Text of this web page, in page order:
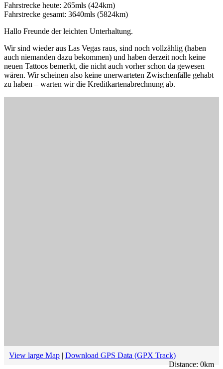
Fahrstrecke heute: 265mls (424km)
Fahrstrecke gesamt: 3640mls (5824km)
Hallo Freunde der leichten Unterhaltung.
Wir sind wieder aus Las Vegas raus, sind noch vollzählig (haben
auch niemanden dazu bekommen) und haben derzeit noch keine
neuen Tattoos bemerkt, die nicht auch vorher schon da gewesen
wären. Wir scheinen also keine unerwarteten Zwischenfälle gehabt
zu haben – warten wir die Kreditkartenabrechnung ab.
View large Map | Download GPS Data (GPX Track)
Distance: 0km